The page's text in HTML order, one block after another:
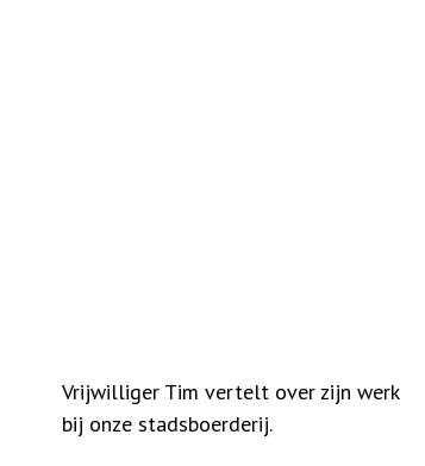
Vrijwilliger Tim vertelt over zijn werk
bij onze stadsboerderij.